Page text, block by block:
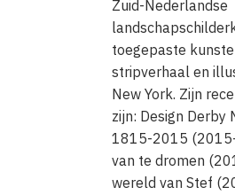
Zuid-Nederlandse
toegepaste
stripverhaal en
New York. Zijn
zijn: Design Derby
1815-2015
van te dromen
wereld van Stef